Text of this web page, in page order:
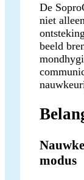
De
niet
beeld
modus